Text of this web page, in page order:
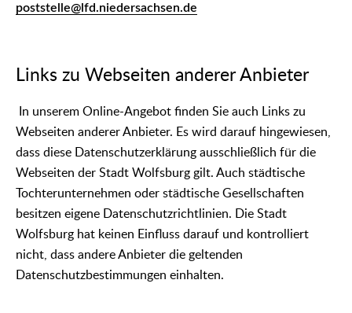
poststelle@lfd.niedersachsen.de
Links zu Webseiten anderer Anbieter
In unserem Online-Angebot finden Sie auch Links zu
Webseiten anderer Anbieter. Es wird darauf hingewiesen,
dass diese Datenschutzerklärung ausschließlich für die
Webseiten der Stadt Wolfsburg gilt. Auch städtische
Tochterunternehmen oder städtische Gesellschaften
besitzen eigene Datenschutzrichtlinien. Die Stadt
Wolfsburg hat keinen Einfluss darauf und kontrolliert
nicht, dass andere Anbieter die geltenden
Datenschutzbestimmungen einhalten.